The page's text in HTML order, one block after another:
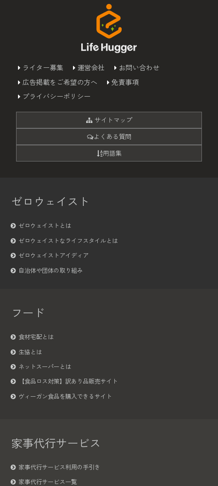
ライター募集 運営会社
お問い合わせ
広告掲載をご希望の方へ
免責事項
プライバシーポリシー
サイトマップ
よくある質問
用語集
ゼロウェイスト
ゼロウェイストとは
ゼロウェイストなライフスタイルとは
ゼロウェイストアイディア
自治体や団体の取り組み
フード
食材宅配とは
生協とは
ネットスーパーとは
【食品ロス対策】訳あり品販売サイト
ヴィーガン食品を購入できるサイト
家事代行サービス
家事代行サービス利用の手引き
家事代行サービス一覧